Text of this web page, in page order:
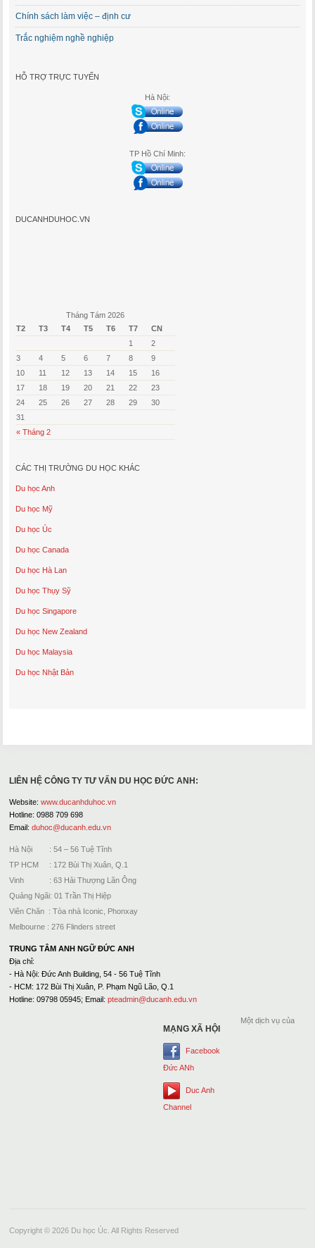
Chính sách làm việc – định cư
Trắc nghiệm nghề nghiệp
HỖ TRỢ TRỰC TUYẾN
Hà Nội:
TP Hồ Chí Minh:
DUCANHDUHOC.VN
Tháng Tám 2026
T2
T3 T4 T5 T6 T7 CN
« Tháng 2
1
2
3
4 5 6 7 8
9
10
11 12 13 14 15
16
17
18 19 20 21 22
23
24
25 26 27 28 29
30
31
CÁC THỊ TRƯỜNG DU HỌC KHÁC
Du học Anh
Du học Mỹ
Du học Úc
Du học Canada
Du học Hà Lan
Du học Thụy Sỹ
Du học Singapore
Du học New Zealand
Du học Malaysia
Du học Nhật Bản
LIÊN HỆ CÔNG TY TƯ VẤN DU HỌC ĐỨC ANH:
Website: www.ducanhduhoc.vn
Hotline: 0988 709 698
Email: duhoc@ducanh.edu.vn
Hà Nội : 54 – 56 Tuệ Tĩnh
TP HCM : 172 Bùi Thị Xuân, Q.1
Vinh : 63 Hải Thượng Lãn Ông
Quảng Ngãi: 01 Trần Thị Hiệp
Viên Chăn : Tòa nhà Iconic, Phonxay
Melbourne : 276 Flinders street
TRUNG TÂM ANH NGỮ ĐỨC ANH
Địa chỉ:
- Hà Nội: Đức Anh Building, 54 - 56 Tuệ Tĩnh
- HCM: 172 Bùi Thị Xuân, P. Phạm Ngũ Lão, Q.1
Hotline: 09798 05945; Email: pteadmin@ducanh.edu.vn
MẠNG XÃ HỘI
Facebook
Đức ANh
Duc Anh
Channel
Một dịch vụ của
Copyright © 2026 Du học Úc. All Rights Reserved